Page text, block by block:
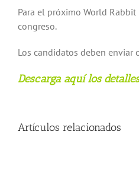
Para el próximo World
congreso.
Los candidatos deben
Descarga aquí los
Artículos relacionados